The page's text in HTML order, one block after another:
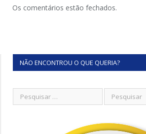
Os comentários estão fechados.
NÃO ENCONTROU O QUE QUERIA?